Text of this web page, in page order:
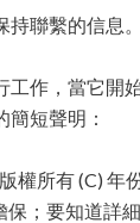
聯繫的信息。
工作，當它開
短聲明：
權所有 (C) 年
保；要知道詳